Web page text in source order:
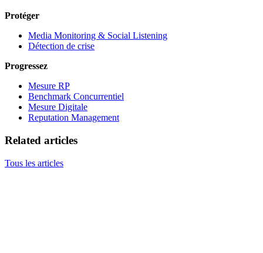
Protéger
Media Monitoring & Social Listening
Détection de crise
Progressez
Mesure RP
Benchmark Concurrentiel
Mesure Digitale
Reputation Management
Related articles
Tous les articles